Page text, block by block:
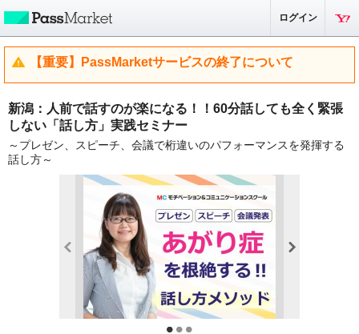
ログイン
【重要】PassMarketサービスの終了について
新潟：人前で話すのが楽になる！！60分話しても全く緊張
しない「話し方」実践セミナー
～プレゼン、スピーチ、会議で桁違いのパフォーマンスを発揮する
話し方～